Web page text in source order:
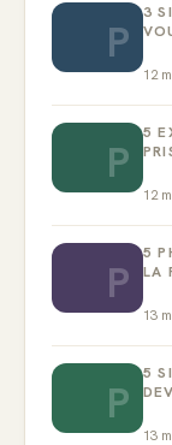
P
3
12
P
5
12
P
5
LA
13
P
5
13